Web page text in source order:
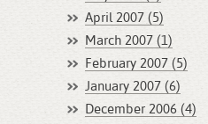
April 2007 (5)
March 2007 (1)
February 2007 (5)
January 2007 (6)
December 2006 (4)